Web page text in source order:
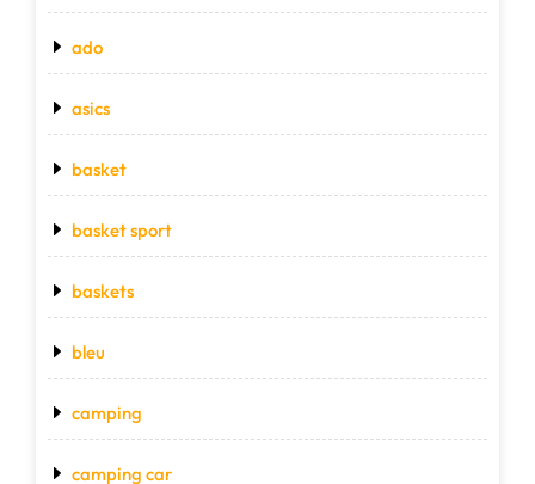
ado
asics
basket
basket sport
baskets
bleu
camping
camping car